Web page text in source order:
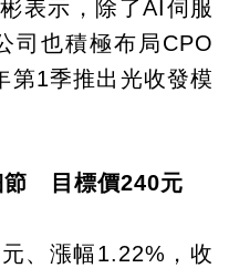
表示，除了AI伺服
司也積極布局CPO
第1季推出光收發模
節 目標價240元
、漲幅1.22%，收